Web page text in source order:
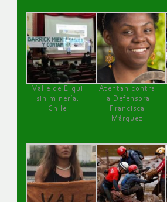
Valle de Elqui
sin minería.
Chile
Atentan contra
la Defensora
Francisca
Márquez